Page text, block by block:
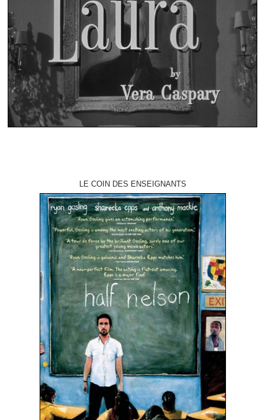
LE COIN DES ENSEIGNANTS